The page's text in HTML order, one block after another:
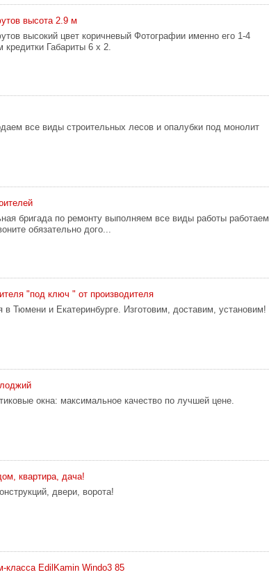
высота 2.9 м
высокий цвет коричневый Фотографии именно его 1-4
Габариты 6 х 2.
все виды строительных лесов и опалубки под монолит
бригада по ремонту выполняем все виды работы работаем
обязательно дого...
"под ключ " от производителя
в Тюмени и Екатеринбурге. Изготовим, доставим, установим!
окна: максимальное качество по лучшей цене.
квартира, дача!
двери, ворота!
класса EdilKamin Windo3 85